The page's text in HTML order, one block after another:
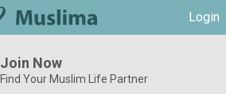
Login
Join Now
Find Your Muslim Life Partner